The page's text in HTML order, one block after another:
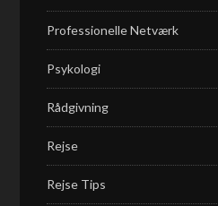
Professionelle Netværk
Psykologi
Rådgivning
Rejse
Rejse Tips